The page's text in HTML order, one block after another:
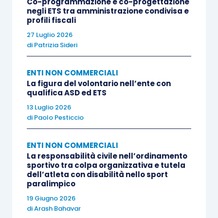
cancellazione).
A tal fine, infatti
degli associati(articolo 3 D.M. 06.10.2021
Va quindi rimarcato un importante concetto. Le
teneredue registri: l’uno per gliassociati(che
potrebbero anche non svolgere attività di
volontariato) e l’altro per i
volontari
potrebbero essere anche non associati).
negli ETS tra amministrazione condivisa e
profili fiscali
27 Luglio 2026
di Patrizia Sideri
ENTI NON COMMERCIALI
La figura del volontario nell’ente con
qualifica ASD ed ETS
13 Luglio 2026
di Paolo Pesticcio
ENTI NON COMMERCIALI
La responsabilità civile nell’ordinamento
sportivo tra colpa organizzativa e tutela
dell’atleta con disabilità nello sport
paralimpico
19 Giugno 2026
diArash Bahavar